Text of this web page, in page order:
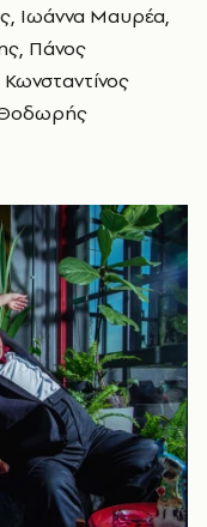
Ιωάννα Μαυρέα,
Πάνος
Θοδωρής